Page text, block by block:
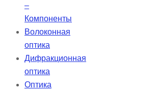
–
Компоненты
Волоконная
оптика
Дифракционная
оптика
Оптика